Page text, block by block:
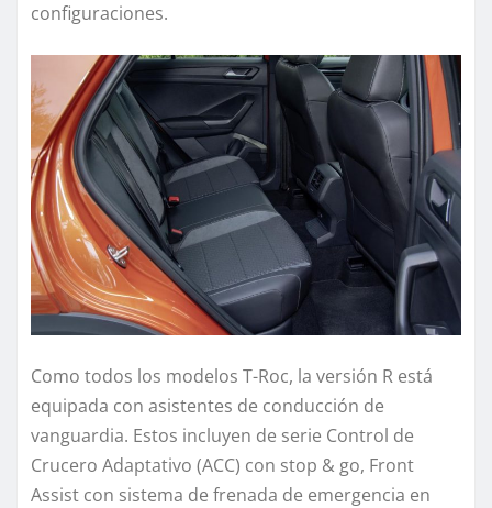
configuraciones.
Como todos los modelos T-Roc, la versión R está
equipada con asistentes de conducción de
vanguardia. Estos incluyen de serie Control de
Crucero Adaptativo (ACC) con stop & go, Front
Assist con sistema de frenada de emergencia en